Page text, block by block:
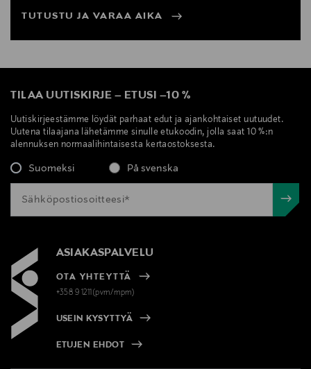
TUTUSTU JA VARAA AIKA
TILAA UUTISKIRJE – ETUSI –10 %
Uutiskirjeestämme löydät parhaat edut ja ajankohtaiset uutuudet.
Uutena tilaajana lähetämme sinulle etukoodin, jolla saat 10 %:n
alennuksen normaalihintaisesta kertaostoksesta.
Suomeksi På svenska
ASIAKASPALVELU
OTA YHTEYTTÄ
+358 9 1211(pvm/mpm)
USEIN KYSYTTYÄ
ETUJEN EHDOT